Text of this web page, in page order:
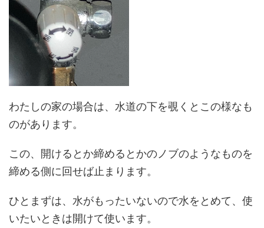
わたしの家の場合は、水道の下を覗くとこの様なも
のがあります。
この、開けるとか締めるとかのノブのようなものを
締める側に回せば止まります。
ひとまずは、水がもったいないので水をとめて、使
いたいときは開けて使います。